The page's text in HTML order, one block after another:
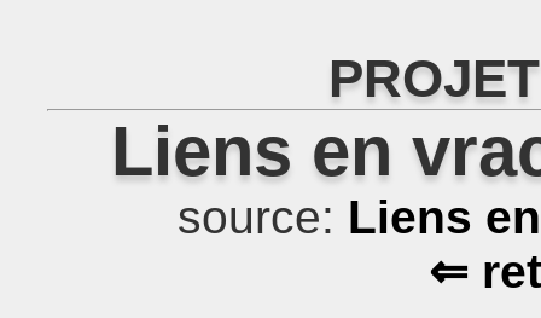
Liens en
source: Liens
⇐